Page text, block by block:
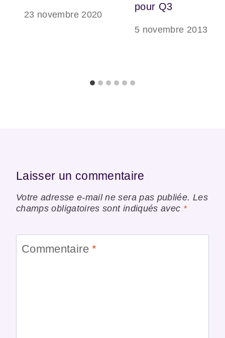
23 novembre 2020
pour Q3
5 novembre 2013
Laisser un commentaire
Votre adresse e-mail ne sera pas publiée. Les
champs obligatoires sont indiqués avec *
Commentaire*